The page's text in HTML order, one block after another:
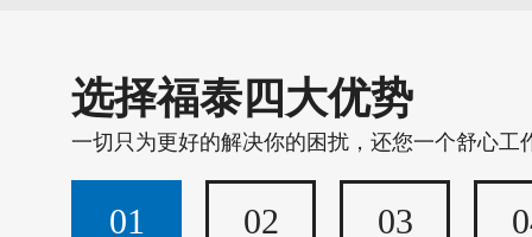
选择福泰四大优势
一切只为更好的解决你的困扰，还您一个舒心工
01 02 03